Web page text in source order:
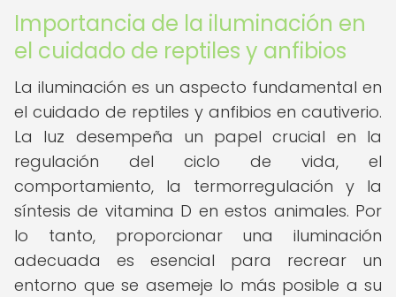
Importancia de la iluminación en
el cuidado de reptiles y anfibios
La iluminación es un aspecto fundamental en
el cuidado de reptiles y anfibios en cautiverio.
La luz desempeña un papel crucial en la
regulación del ciclo de vida, el
comportamiento, la termorregulación y la
síntesis de vitamina D en estos animales. Por
lo tanto, proporcionar una iluminación
adecuada es esencial para recrear un
entorno que se asemeje lo más posible a su